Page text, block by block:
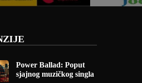
Power Ballad: Poput
sjajnog muzičkog singla